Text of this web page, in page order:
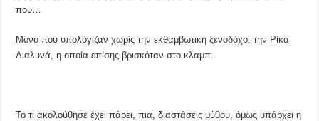
που…
Μόνο που υπολόγιζαν χωρίς την εκθαμβωτική ξενοδόχο: την Ρίκα
Διαλυνά, η οποία επίσης βρισκόταν στο κλαμπ.
Το τι ακολούθησε έχει πάρει, πια, διαστάσεις μύθου, όμως υπάρχει η